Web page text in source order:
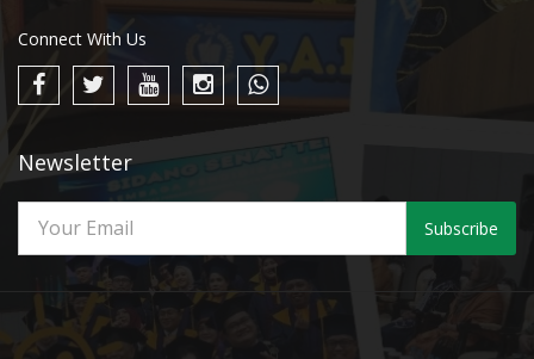
Connect With Us
Newsletter
Subscribe